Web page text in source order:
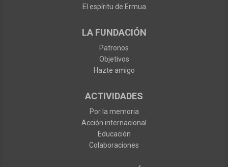
El espíritu de Ermua
LA FUNDACIÓN
Patronos
Objetivos
Hazte amigo
ACTIVIDADES
Por la memoria
Acción internacional
Educación
Colaboraciones